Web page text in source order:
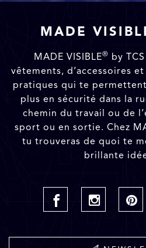
MADE
MADE VISIBLE® by
vêtements, d’accessoires
pratiques qui te
plus en sécurité dans la
chemin du travail ou de
sport ou en sortie. Chez
tu trouveras de quoi te
brillante